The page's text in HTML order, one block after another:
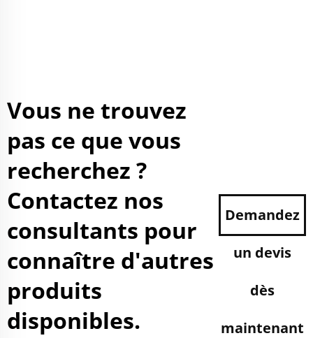
Vous ne trouvez
pas ce que vous
recherchez ?
Contactez nos
consultants pour
connaître d'autres
produits
disponibles.
Demandez
un devis
dès
maintenant